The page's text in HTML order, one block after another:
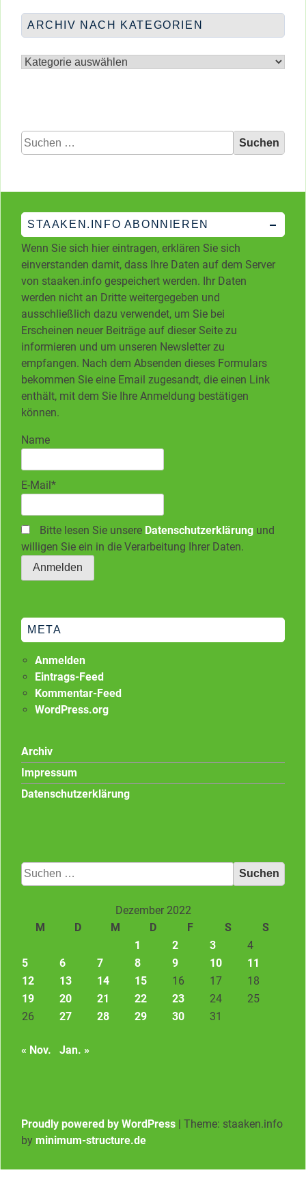
ARCHIV NACH KATEGORIEN
nach
Suchen
nach:
STAAKEN.INFO ABONNIEREN
Wenn Sie sich hier eintragen, erklären Sie sich
einverstanden damit, dass Ihre Daten auf dem Server
von staaken.info gespeichert werden. Ihr Daten
werden nicht an Dritte weitergegeben und
ausschließlich dazu verwendet, um Sie bei
Erscheinen neuer Beiträge auf dieser Seite zu
informieren und um unseren Newsletter zu
empfangen. Nach dem Absenden dieses Formulars
bekommen Sie eine Email zugesandt, die einen Link
enthält, mit dem Sie Ihre Anmeldung bestätigen
können.
Name
E-Mail*
Bitte lesen Sie unsere Datenschutzerklärung und
willigen Sie ein in die Verarbeitung Ihrer Daten.
META
Anmelden
Eintrags-Feed
Kommentar-Feed
WordPress.org
Archiv
Impressum
Datenschutzerklärung
Suchen
nach:
Dezember 2022
M
D M D F S
S
1
2 3
4
5
6 7 8 9 10
11
12
13 14 15 16 17
18
19
20 21 22 23 24
25
26
27 28 29 30 31
« Nov. Jan. »
Proudly powered by WordPress | Theme: staaken.info
by minimum-structure.de